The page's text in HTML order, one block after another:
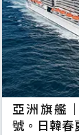
亞洲旗艦
號。日韓